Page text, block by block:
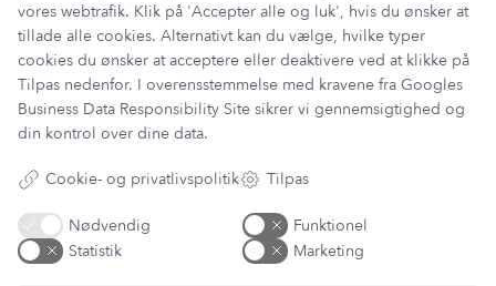
+45 60 13 27 49
Information
Lantz Univers
Handelsbetingelser
Fortrydelsesret
Returnering & ombytning
vores webtrafik. Klik på 'Accepter alle og luk', hvis du ønsker at
tillade alle cookies. Alternativt kan du vælge, hvilke typer
cookies du ønsker at acceptere eller deaktivere ved at klikke på
Tilpas nedenfor. I overensstemmelse med kravene fra Googles
Business Data Responsibility Site sikrer vi gennemsigtighed og
din kontrol over dine data.
Cookie- og privatlivspolitik Tilpas
Nødvendig
Funktionel
Statistik
Marketing